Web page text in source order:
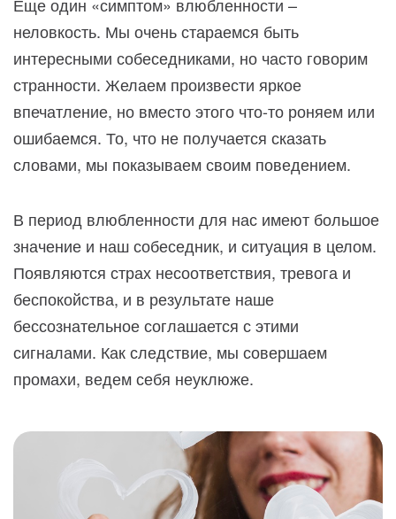
Еще один «симптом» влюбленности –
неловкость. Мы очень стараемся быть
интересными собеседниками, но часто говорим
странности. Желаем произвести яркое
впечатление, но вместо этого что-то роняем или
ошибаемся. То, что не получается сказать
словами, мы показываем своим поведением.
В период влюбленности для нас имеют большое
значение и наш собеседник, и ситуация в целом.
Появляются страх несоответствия, тревога и
беспокойства, и в результате наше
бессознательное соглашается с этими
сигналами. Как следствие, мы совершаем
промахи, ведем себя неуклюже.